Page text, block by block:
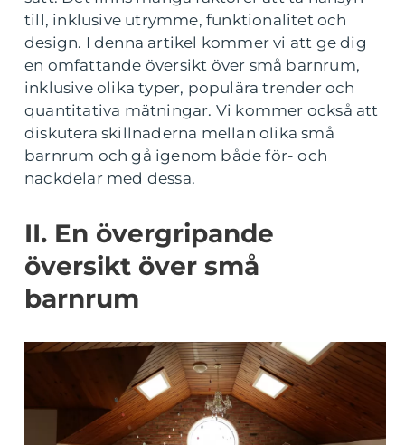
till, inklusive utrymme, funktionalitet och
design. I denna artikel kommer vi att ge dig
en omfattande översikt över små barnrum,
inklusive olika typer, populära trender och
quantitativa mätningar. Vi kommer också att
diskutera skillnaderna mellan olika små
barnrum och gå igenom både för- och
nackdelar med dessa.
II. En övergripande
översikt över små
barnrum